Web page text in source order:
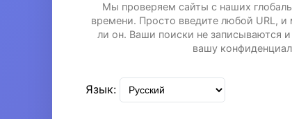
Мы проверяем сайты с наших
времени. Просто введите любой URL,
ли он. Ваши поиски не записываются
вашу
Язык: